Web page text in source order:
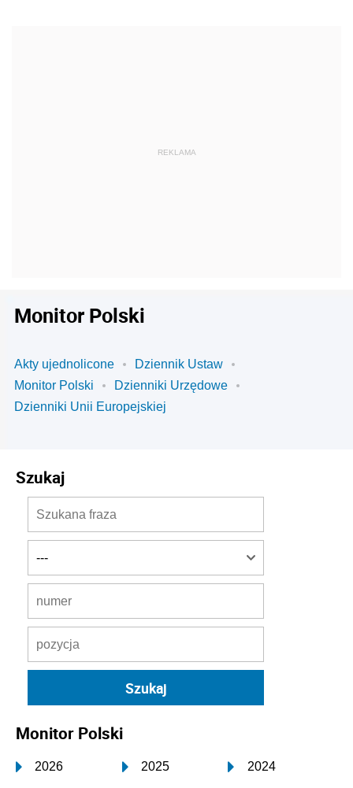
Monitor Polski
Akty ujednolicone
Dziennik Ustaw
Monitor Polski
Dzienniki Urzędowe
Dzienniki Unii Europejskiej
Szukaj
Monitor Polski
2026 2025 2024